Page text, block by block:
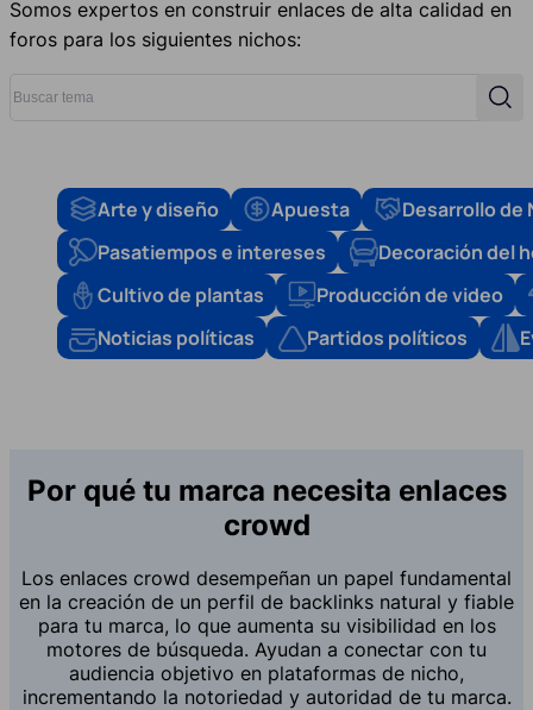
Somos expertos en construir enlaces de alta calidad en
foros para los siguientes nichos:
Arte y diseño Apuesta
Desarrollo de
Pasatiempos e intereses
Decoración del
Cultivo de plantas
Producción de video
Noticias políticas
Partidos políticos
Por qué tu marca necesita enlaces
crowd
Los enlaces crowd desempeñan un papel fundamental
en la creación de un perfil de backlinks natural y fiable
para tu marca, lo que aumenta su visibilidad en los
motores de búsqueda. Ayudan a conectar con tu
audiencia objetivo en plataformas de nicho,
incrementando la notoriedad y autoridad de tu marca.